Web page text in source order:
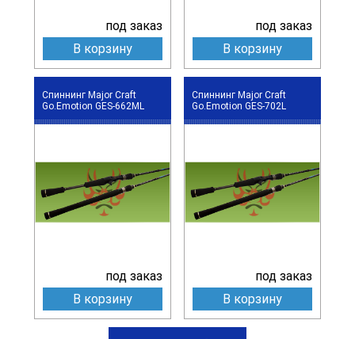
под заказ
В корзину
под заказ
В корзину
Спиннинг Major Craft
Go.Emotion GES-662ML
под заказ
В корзину
Спиннинг Major Craft
Go.Emotion GES-702L
под заказ
В корзину